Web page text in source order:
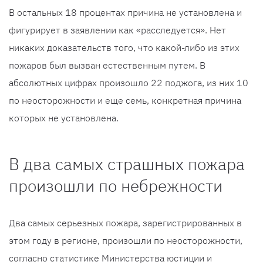
В остальных 18 процентах причина не установлена ​​и
фигурирует в заявлении как «расследуется». Нет
никаких доказательств того, что какой-либо из этих
пожаров был вызван естественным путем. В
абсолютных цифрах произошло 22 поджога, из них 10
по неосторожности и еще семь, конкретная причина
которых не установлена.
В два самых страшных пожара
произошли по небрежности
Два самых серьезных пожара, зарегистрированных в
этом году в регионе, произошли по неосторожности,
согласно статистике Министерства юстиции и